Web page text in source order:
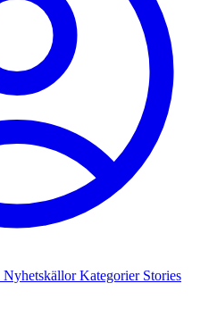
NyhetskällorKategorier Stories